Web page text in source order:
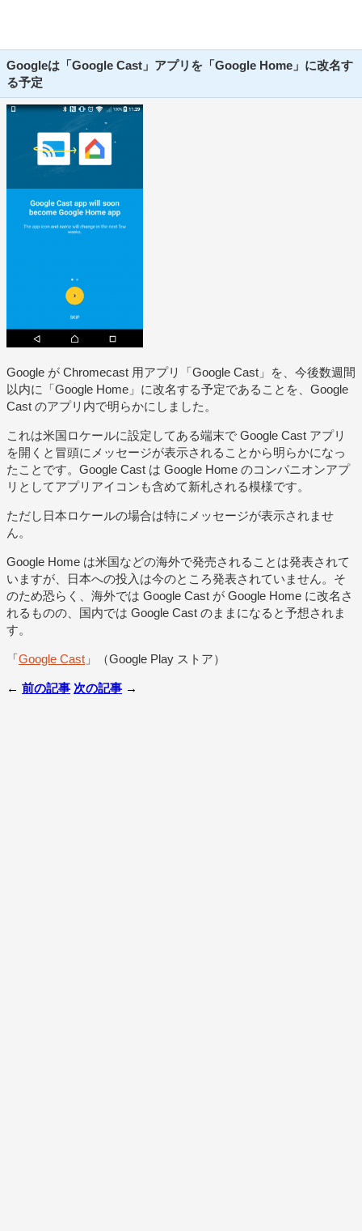
Googleは「Google Cast」アプリを「Google Home」に改名す
る予定
Google が Chromecast 用アプリ「Google Cast」を、今後数週間
以内に「Google Home」に改名する予定であることを、Google
Cast のアプリ内で明らかにしました。
これは米国ロケールに設定してある端末で Google Cast アプリ
を開くと冒頭にメッセージが表示されることから明らかになっ
たことです。Google Cast は Google Home のコンパニオンアプ
リとしてアプリアイコンも含めて新札される模様です。
ただし日本ロケールの場合は特にメッセージが表示されませ
ん。
Google Home は米国などの海外で発売されることは発表されて
いますが、日本への投入は今のところ発表されていません。そ
のため恐らく、海外では Google Cast が Google Home に改名さ
れるものの、国内では Google Cast のままになると予想されま
す。
「Google Cast 」（Google Play ストア）
← 前の記事 次の記事 →